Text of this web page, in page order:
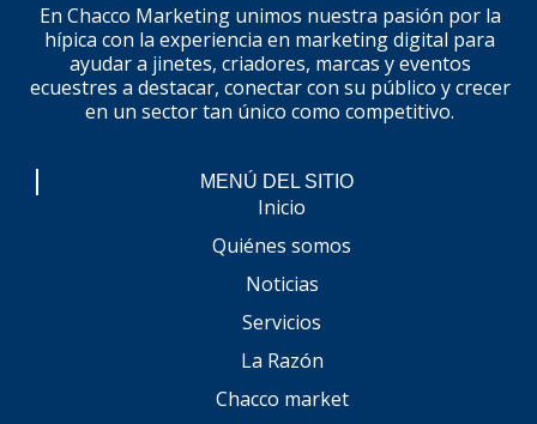
En Chacco Marketing unimos nuestra pasión por la
hípica con la experiencia en marketing digital para
ayudar a jinetes, criadores, marcas y eventos
ecuestres a destacar, conectar con su público y crecer
en un sector tan único como competitivo.
MENÚ DEL SITIO
Inicio
Quiénes somos
Noticias
Servicios
La Razón
Chacco market